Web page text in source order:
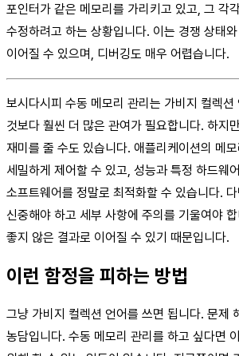
포인터가 같은 메모리를 가리키고 있고, 그 각
수정하려고 하는 상황입니다. 이는 경쟁 상태
이어질 수 있으며, 디버깅도 매우 어렵습니다.
보시다시피 수동 메모리 관리는 가비지 컬렉션
것보다 훨씬 더 많은 관여가 필요합니다. 하지
재미를 줄 수도 있습니다. 애플리케이션의 메
세밀하게 제어할 수 있고, 성능과 특정 하드웨
소프트웨어를 정말로 최적화할 수 있습니다.
신중해야 하고 세부 사항에 주의를 기울여야
좋지 않은 결과로 이어질 수 있기 때문입니다.
이런 함정을 피하는 방법
그냥 가비지 컬렉션 언어를 쓰면 됩니다. 문제
농담입니다. 수동 메모리 관리를 하고 싶다면